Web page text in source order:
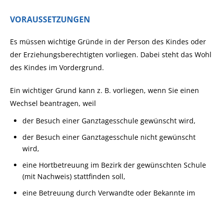
VORAUSSETZUNGEN
Es müssen wichtige Gründe in der Person des Kindes oder
der Erziehungsberechtigten vorliegen. Dabei steht das Wohl
des Kindes im Vordergrund.
Ein wichtiger Grund kann z. B. vorliegen, wenn Sie einen
Wechsel beantragen, weil
der Besuch einer Ganztagesschule gewünscht wird,
der Besuch einer Ganztagesschule nicht gewünscht
wird,
eine Hortbetreuung im Bezirk der gewünschten Schule
(mit Nachweis) stattfinden soll,
eine Betreuung durch Verwandte oder Bekannte im